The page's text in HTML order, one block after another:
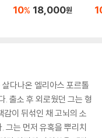
10% 18,000원
다나온 엘리아스 포르톨
. 출소 후 외로웠던 그는 형
이 뒤섞인 채 고뇌의 소
그는 먼저 유혹을 뿌리치